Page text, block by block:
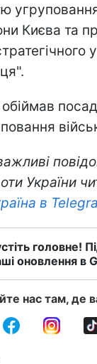
Києва та
України
в
головне!
оновлення в
нас там, де